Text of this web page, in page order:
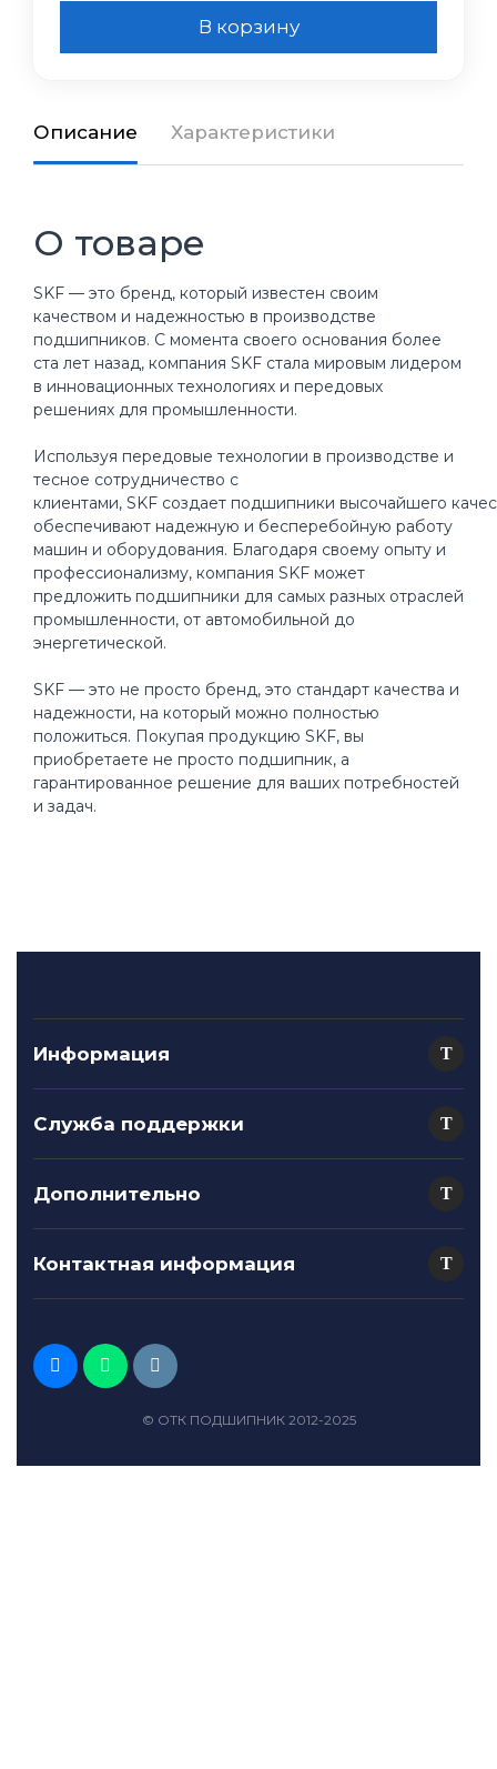
В корзину
Описание Характеристики
О товаре
SKF — это бренд, который известен своим
качеством и надежностью в производстве
подшипников. С момента своего основания более
ста лет назад, компания SKF стала мировым лидером
в инновационных технологиях и передовых
решениях для промышленности.
Используя передовые технологии в производстве и
тесное сотрудничество с
клиентами, SKF создает подшипники высочайшего
обеспечивают надежную и бесперебойную работу
машин и оборудования. Благодаря своему опыту и
профессионализму, компания SKF может
предложить подшипники для самых разных отраслей
промышленности, от автомобильной до
энергетической.
SKF — это не просто бренд, это стандарт качества и
надежности, на который можно полностью
положиться. Покупая продукцию SKF, вы
приобретаете не просто подшипник, а
гарантированное решение для ваших потребностей
и задач.
Информация
Служба поддержки
Дополнительно
Контактная информация
© ОТК ПОДШИПНИК 2012-2025